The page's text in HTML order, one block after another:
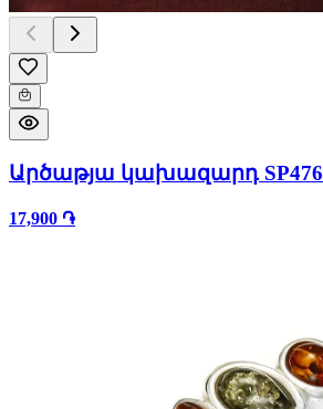
Արծաթյա կախազարդ SP476
17,900 ֏